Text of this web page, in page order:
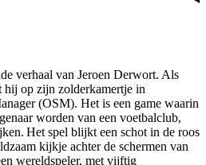
verhaal van Jeroen Derwort. Als
hij op zijn zolderkamertje in
(OSM). Het is een game waarin
worden van een voetbalclub,
Het spel blijkt een schot in de roos
kijkje achter de schermen van
wereldspeler, met vijftig